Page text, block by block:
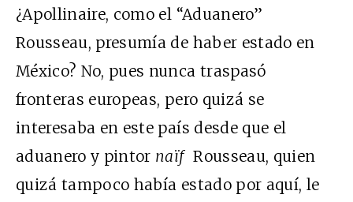
¿Apollinaire, como el “Aduanero”
Rousseau, presumía de haber estado en
México? No, pues nunca traspasó
fronteras europeas, pero quizá se
interesaba en este país desde que el
aduanero y pintor naïf Rousseau, quien
quizá tampoco había estado por aquí, le